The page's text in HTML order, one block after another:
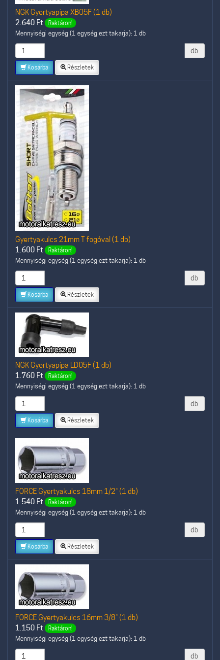
NGK Gyertyapipa XB05F (1 db)
2.640 Ft Raktáron!
Mennyiségi egység (1 egység ezt takarja): 1 db
db
Kosárba Részletek
Gyertyakulcs 21mm T fogóval (1 db)
1.600 Ft Raktáron!
Mennyiségi egység (1 egység ezt takarja): 1 db
db
Kosárba Részletek
NGK Gyertyapipa LD05F (1 db)
1.760 Ft Raktáron!
Mennyiségi egység (1 egység ezt takarja): 1 db
db
Kosárba Részletek
FORCE Gyertyakulcs 18mm 1/2" (1 db)
1.540 Ft Raktáron!
Mennyiségi egység (1 egység ezt takarja): 1 db
db
Kosárba Részletek
FORCE Gyertyakulcs 16mm 3/8" (1 db)
1.150 Ft Raktáron!
Mennyiségi egység (1 egység ezt takarja): 1 db
db